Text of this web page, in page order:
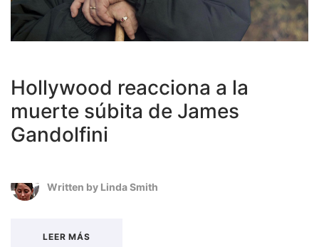
Hollywood reacciona a la
muerte súbita de James
Gandolfini
Written by Linda Smith
LEER MÁS